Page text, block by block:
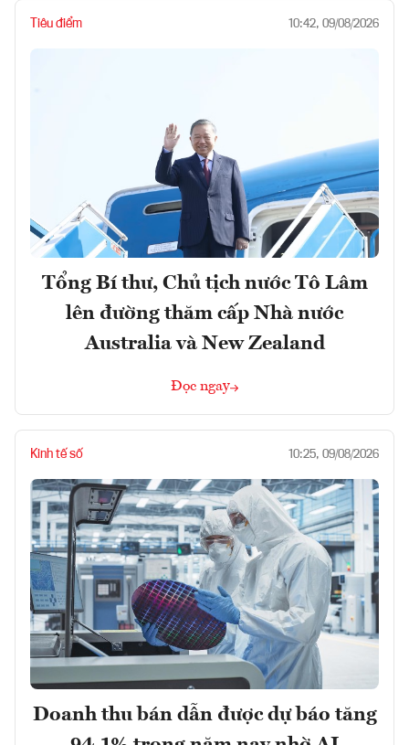
Tiêu điểm 10:42, 09/08/2026
Tổng Bí thư, Chủ tịch nước Tô Lâm
lên đường thăm cấp Nhà nước
Australia và New Zealand
Đọc ngay
Kinh tế số 10:25, 09/08/2026
Doanh thu bán dẫn được dự báo tăng